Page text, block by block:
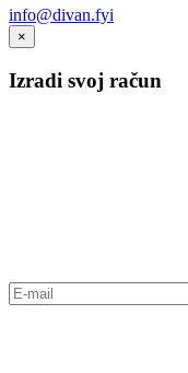
info@divan.fyi
×
Izradi svoj račun